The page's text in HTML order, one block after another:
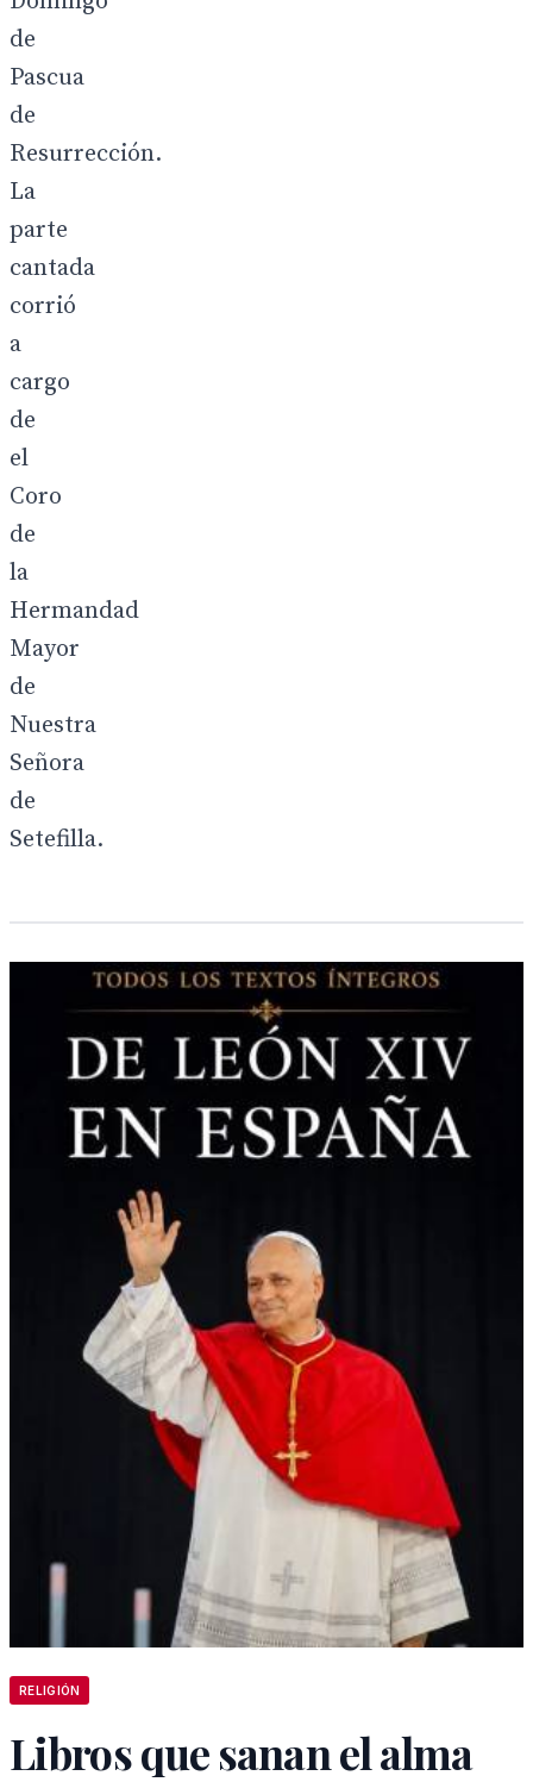
de
Pascua
de
Resurrección.
La
parte
cantada
corrió
a
cargo
de
el
Coro
de
la
Hermandad
Mayor
de
Nuestra
Señora
de
Setefilla.
RELIGIÓN
Libros que sanan el alma